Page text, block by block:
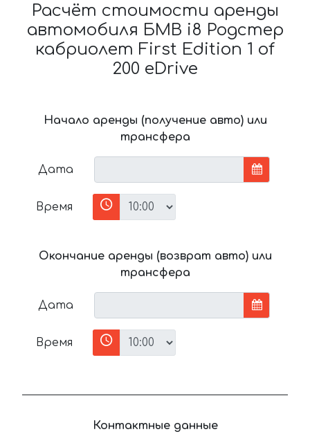
Расчёт стоимости аренды
автомобиля БМВ i8 Родстер
кабриолет First Edition 1 of
200 eDrive
Начало аренды (получение авто) или
трансфера
Дата
Время
Окончание аренды (возврат авто) или
трансфера
Дата
Время
Контактные данные